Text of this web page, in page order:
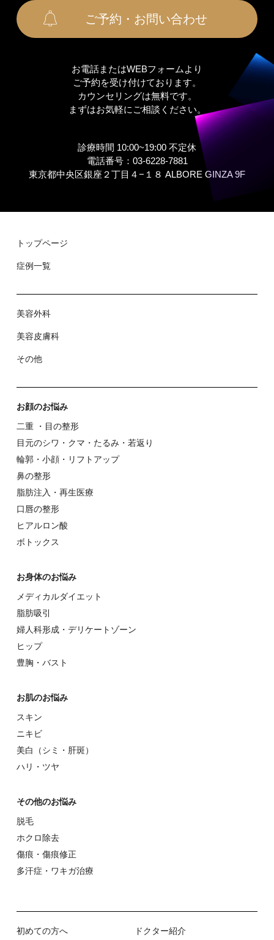
ご予約・お問い合わせ
お電話またはWEBフォームより
ご予約を受け付けております。
カウンセリングは無料です。
まずはお気軽にご相談ください。
診療時間 10:00~19:00 不定休
電話番号：03-6228-7881
東京都中央区銀座２丁⽬４−１８ ALBORE GINZA 9F
トップページ
症例⼀覧
美容外科
美容⽪膚科
その他
お顔のお悩み
⼆重 ・⽬の整形
⽬元のシワ・クマ・たるみ・若返り
輪郭・⼩顔・リフトアップ
⿐の整形
脂肪注入・再生医療
⼝唇の整形
ヒアルロン酸
ボトックス
お⾝体のお悩み
メディカルダイエット
脂肪吸引
婦⼈科形成・デリケートゾーン
ヒップ
豊胸・バスト
お肌のお悩み
スキン
ニキビ
美⽩（シミ・肝斑）
ハリ・ツヤ
その他のお悩み
脱⽑
ホクロ除去
傷痕・傷痕修正
多汗症・ワキガ治療
初めての⽅へ
ドクター紹介